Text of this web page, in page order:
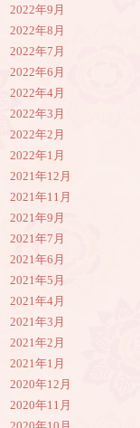
2022年9月
2022年8月
2022年7月
2022年6月
2022年4月
2022年3月
2022年2月
2022年1月
2021年12月
2021年11月
2021年9月
2021年7月
2021年6月
2021年5月
2021年4月
2021年3月
2021年2月
2021年1月
2020年12月
2020年11月